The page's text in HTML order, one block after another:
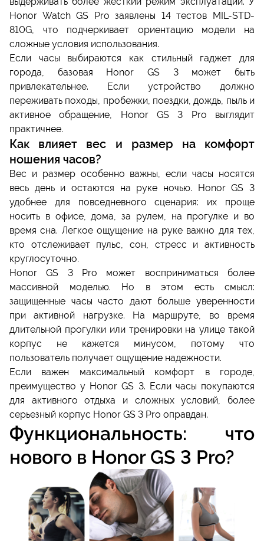
Honor Watch GS Pro заявлены 14 тестов MIL-STD-
810G, что подчеркивает ориентацию модели на
сложные условия использования.
Если часы выбираются как стильный гаджет для
города, базовая Honor GS 3 может быть
привлекательнее. Если устройство должно
переживать походы, пробежки, поездки, дождь, пыль и
активное обращение, Honor GS 3 Pro выглядит
практичнее.
Как влияет вес и размер на комфорт
ношения часов?
Вес и размер особенно важны, если часы носятся
весь день и остаются на руке ночью. Honor GS 3
удобнее для повседневного сценария: их проще
носить в офисе, дома, за рулем, на прогулке и во
время сна. Легкое ощущение на руке важно для тех,
кто отслеживает пульс, сон, стресс и активность
круглосуточно.
Honor GS 3 Pro может восприниматься более
массивной моделью. Но в этом есть смысл:
защищенные часы часто дают больше уверенности
при активной нагрузке. На маршруте, во время
длительной прогулки или тренировки на улице такой
корпус не кажется минусом, потому что
пользователь получает ощущение надежности.
Если важен максимальный комфорт в городе,
преимущество у Honor GS 3. Если часы покупаются
для активного отдыха и сложных условий, более
серьезный корпус Honor GS 3 Pro оправдан.
Функциональность: что
нового в Honor GS 3 Pro?